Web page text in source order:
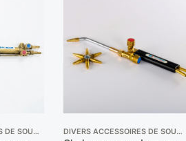
DIVERS ACCESSOIRES DE SOUDEUR DIVERS ACCESSOIRES DE SOUDEUR